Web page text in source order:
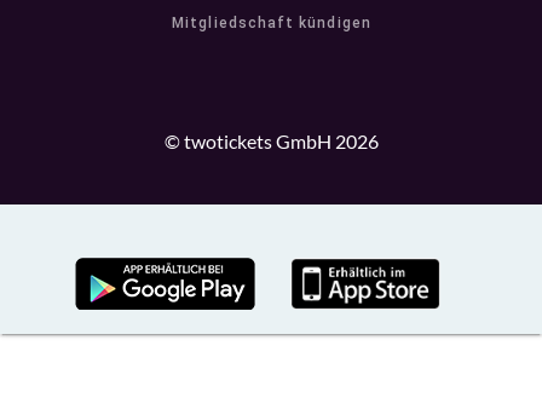
Mitgliedschaft kündigen
© twotickets GmbH 2026